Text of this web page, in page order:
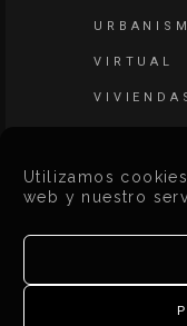
Utilizamos
web y nuestro
VIRTUAL